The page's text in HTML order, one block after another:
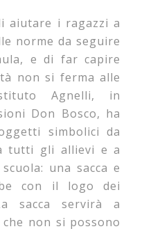
aiutare i ragazzi a
norme da seguire
e di far capire
non si ferma alle
Agnelli, in
Don Bosco, ha
simbolici da
tutti gli allievi e a
una sacca e
con il logo dei
sacca servirà a
non si possono